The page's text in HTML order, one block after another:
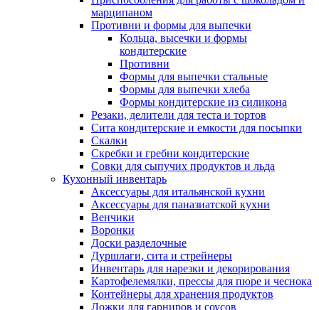
марципаном
Противни и формы для выпечки
Кольца, высечки и формы
кондитерские
Противни
Формы для выпечки стальные
Формы для выпечки хлеба
Формы кондитерские из силикона
Резаки, делители для теста и тортов
Сита кондитерские и емкости для посыпки
Скалки
Скребки и гребни кондитерские
Совки для сыпучих продуктов и льда
Кухонный инвентарь
Аксессуары для итальянской кухни
Аксессуары для паназиатской кухни
Венчики
Воронки
Доски разделочные
Дуршлаги, сита и стрейнеры
Инвентарь для нарезки и декорирования
Картофелемялки, прессы для пюре и чеснока
Контейнеры для хранения продуктов
Ложки для гарниров и соусов